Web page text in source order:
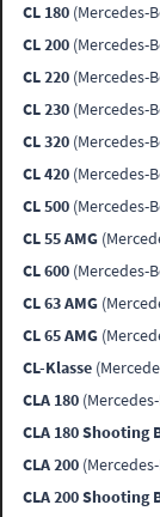
CL 180 (Mercedes-
CL 200 (Mercedes-
CL 220 (Mercedes-
CL 230 (Mercedes-
CL 320 (Mercedes-
CL 420 (Mercedes-
CL 500 (Mercedes-
CL 55 AMG
CL 600 (Mercedes-
CL 63 AMG
CL 65 AMG
CL-Klasse
CLA 180
CLA 180 Shooting
CLA 200
CLA 200 Shooting